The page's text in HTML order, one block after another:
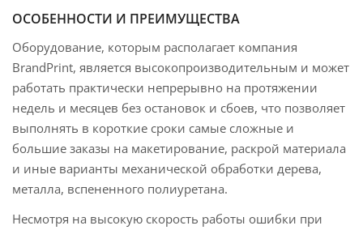
ОСОБЕННОСТИ И ПРЕИМУЩЕСТВА
Оборудование, которым располагает компания
BrandPrint, является высокопроизводительным и может
работать практически непрерывно на протяжении
недель и месяцев без остановок и сбоев, что позволяет
выполнять в короткие сроки самые сложные и
большие заказы на макетирование, раскрой материала
и иные варианты механической обработки дерева,
металла, вспененного полиуретана.
Несмотря на высокую скорость работы ошибки при